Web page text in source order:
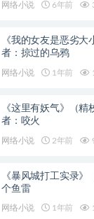
网络小说 6年前
《我的女友是恶劣
者：掠过的乌鸦
网络小说 1年前
《这里有妖气》（
者：咬火
网络小说 2年前
《暴风城打工实录
个鱼雷
网络小说 1年前